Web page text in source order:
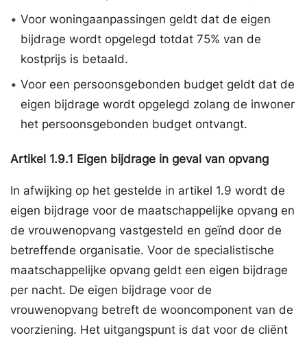
• Voor woningaanpassingen geldt dat de eigen
bijdrage wordt opgelegd totdat 75% van de
kostprijs is betaald.
• Voor een persoonsgebonden budget geldt dat de
eigen bijdrage wordt opgelegd zolang de inwoner
het persoonsgebonden budget ontvangt.
Artikel 1.9.1 Eigen bijdrage in geval van opvang
In afwijking op het gestelde in artikel 1.9 wordt de
eigen bijdrage voor de maatschappelijke opvang en
de vrouwenopvang vastgesteld en geïnd door de
betreffende organisatie. Voor de specialistische
maatschappelijke opvang geldt een eigen bijdrage
per nacht. De eigen bijdrage voor de
vrouwenopvang betreft de wooncomponent van de
voorziening. Het uitgangspunt is dat voor de cliënt